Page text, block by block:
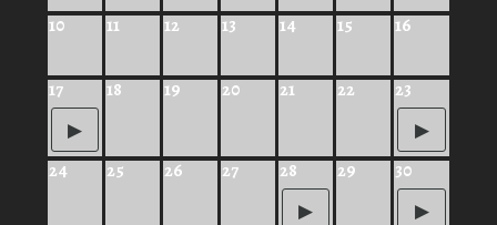
10 11 12 13 14 15 16
17 18 19 20 21 22 23
24 25 26 27 28 29 30